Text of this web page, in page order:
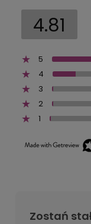
4.81
5
4
3
2
1
Zostań